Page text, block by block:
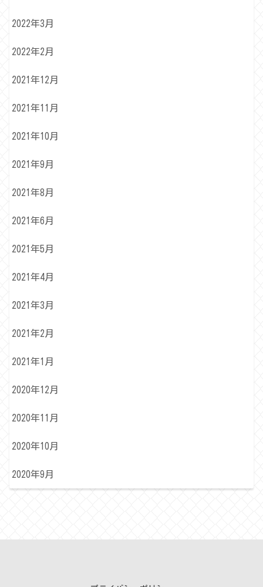
2022年3月
2022年2月
2021年12月
2021年11月
2021年10月
2021年9月
2021年8月
2021年6月
2021年5月
2021年4月
2021年3月
2021年2月
2021年1月
2020年12月
2020年11月
2020年10月
2020年9月